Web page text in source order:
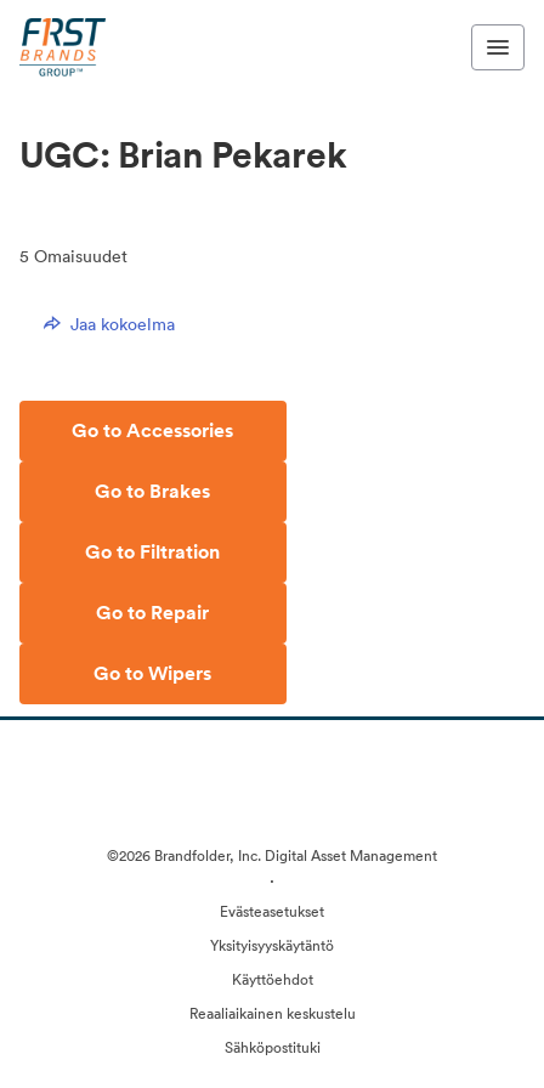
UGC: Brian Pekarek
5 Omaisuudet
Jaa kokoelma
Go to Accessories
Go to Brakes
Go to Filtration
Go to Repair
Go to Wipers
©2026 Brandfolder, Inc. Digital Asset Management
·
Evästeasetukset
Yksityisyyskäytäntö
Käyttöehdot
Reaaliaikainen keskustelu
Sähköpostituki